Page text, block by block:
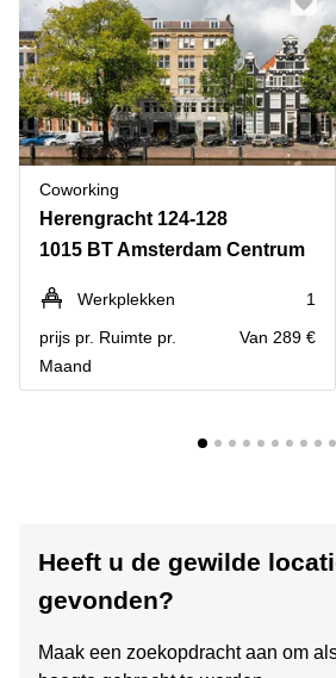
Coworking
Herengracht 124-128
1015 BT Amsterdam Centrum
Werkplekken
1
prijs pr. Ruimte pr.
Maand
Van 289 €
Heeft u de gewilde
gevonden?
Maak een zoekopdracht aan om